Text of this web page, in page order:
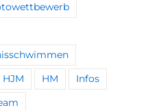
HJM HM Infos